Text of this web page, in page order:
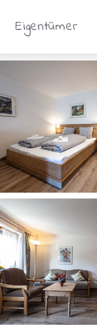
Eigentümer